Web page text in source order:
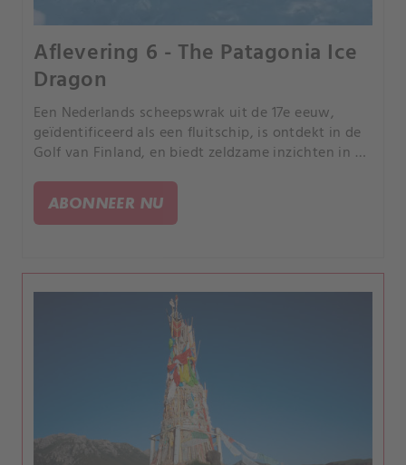
Aflevering 6 - The Patagonia Ice
Dragon
Een Nederlands scheepswrak uit de 17e eeuw,
geïdentificeerd als een fluitschip, is ontdekt in de
Golf van Finland, en biedt zeldzame inzichten in de
jaren 1600.
ABONNEER NU